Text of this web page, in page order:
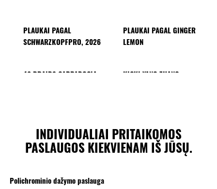
PLAUKAI PAGAL
SCHWARZKOPFPRO, 2026
PLAUKAI PAGAL GINGER
LEMON
40 BRAIDS CAPPADOCIA KICKI YANG ZHANG
INDIVIDUALIAI PRITAIKOMOS
PASLAUGOS KIEKVIENAM IŠ JŪSŲ.
Polichrominio dažymo paslauga